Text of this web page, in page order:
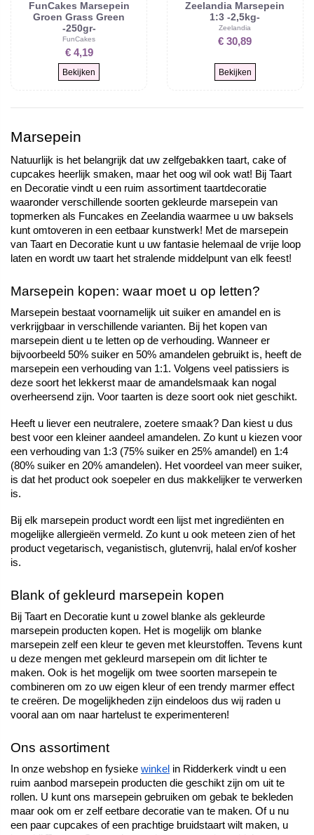
FunCakes Marsepein
Groen Grass Green
-250gr-
FunCakes
€ 4,19
Bekijken
Zeelandia Marsepein
1:3 -2,5kg-
Zeelandia
€ 30,89
Bekijken
Marsepein
Natuurlijk is het belangrijk dat uw zelfgebakken taart, cake of
cupcakes heerlijk smaken, maar het oog wil ook wat! Bij Taart
en Decoratie vindt u een ruim assortiment taartdecoratie
waaronder verschillende soorten gekleurde marsepein van
topmerken als Funcakes en Zeelandia waarmee u uw baksels
kunt omtoveren in een eetbaar kunstwerk! Met de marsepein
van Taart en Decoratie kunt u uw fantasie helemaal de vrije loop
laten en wordt uw taart het stralende middelpunt van elk feest!
Marsepein kopen: waar moet u op letten?
Marsepein bestaat voornamelijk uit suiker en amandel en is
verkrijgbaar in verschillende varianten. Bij het kopen van
marsepein dient u te letten op de verhouding. Wanneer er
bijvoorbeeld 50% suiker en 50% amandelen gebruikt is, heeft de
marsepein een verhouding van 1:1. Volgens veel patissiers is
deze soort het lekkerst maar de amandelsmaak kan nogal
overheersend zijn. Voor taarten is deze soort ook niet geschikt.
Heeft u liever een neutralere, zoetere smaak? Dan kiest u dus
best voor een kleiner aandeel amandelen. Zo kunt u kiezen voor
een verhouding van 1:3 (75% suiker en 25% amandel) en 1:4
(80% suiker en 20% amandelen). Het voordeel van meer suiker,
is dat het product ook soepeler en dus makkelijker te verwerken
is.
Bij elk marsepein product wordt een lijst met ingrediënten en
mogelijke allergieën vermeld. Zo kunt u ook meteen zien of het
product vegetarisch, veganistisch, glutenvrij, halal en/of kosher
is.
Blank of gekleurd marsepein kopen
Bij Taart en Decoratie kunt u zowel blanke als gekleurde
marsepein producten kopen. Het is mogelijk om blanke
marsepein zelf een kleur te geven met kleurstoffen. Tevens kunt
u deze mengen met gekleurd marsepein om dit lichter te
maken. Ook is het mogelijk om twee soorten marsepein te
combineren om zo uw eigen kleur of een trendy marmer effect
te creëren. De mogelijkheden zijn eindeloos dus wij raden u
vooral aan om naar hartelust te experimenteren!
Ons assortiment
In onze webshop en fysieke winkel in Ridderkerk vindt u een
ruim aanbod marsepein producten die geschikt zijn om uit te
rollen. U kunt ons marsepein gebruiken om gebak te bekleden
maar ook om er zelf eetbare decoratie van te maken. Of u nu
een paar cupcakes of een prachtige bruidstaart wilt maken, u